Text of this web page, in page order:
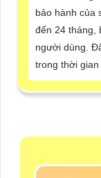
bảo hành của
đến 24 tháng,
người dùng.
trong thời